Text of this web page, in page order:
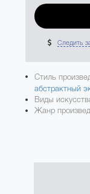
Следить
Стиль
абстрактный
Виды
Жанр